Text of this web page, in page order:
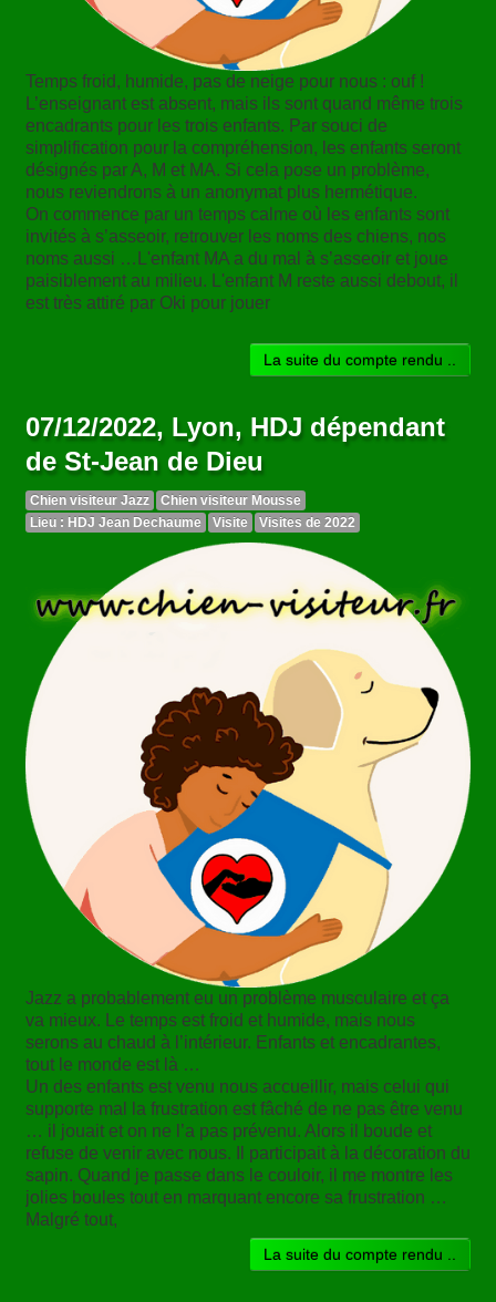
Temps froid, humide, pas de neige pour nous : ouf !
L’enseignant est absent, mais ils sont quand même trois
encadrants pour les trois enfants. Par souci de
simplification pour la compréhension, les enfants seront
désignés par A, M et MA. Si cela pose un problème,
nous reviendrons à un anonymat plus hermétique.
On commence par un temps calme où les enfants sont
invités à s’asseoir, retrouver les noms des chiens, nos
noms aussi …L'enfant MA a du mal à s’asseoir et joue
paisiblement au milieu. L'enfant M reste aussi debout, il
est très attiré par Oki pour jouer
La suite du compte rendu ..
07/12/2022, Lyon, HDJ dépendant
de St-Jean de Dieu
Chien visiteur Jazz
Chien visiteur Mousse
Lieu : HDJ Jean Dechaume
Visite Visites de 2022
Jazz a probablement eu un problème musculaire et ça
va mieux. Le temps est froid et humide, mais nous
serons au chaud à l’intérieur. Enfants et encadrantes,
tout le monde est là …
Un des enfants est venu nous accueillir, mais celui qui
supporte mal la frustration est fâché de ne pas être venu
… il jouait et on ne l’a pas prévenu. Alors il boude et
refuse de venir avec nous. Il participait à la décoration du
sapin. Quand je passe dans le couloir, il me montre les
jolies boules tout en marquant encore sa frustration …
Malgré tout,
La suite du compte rendu ..